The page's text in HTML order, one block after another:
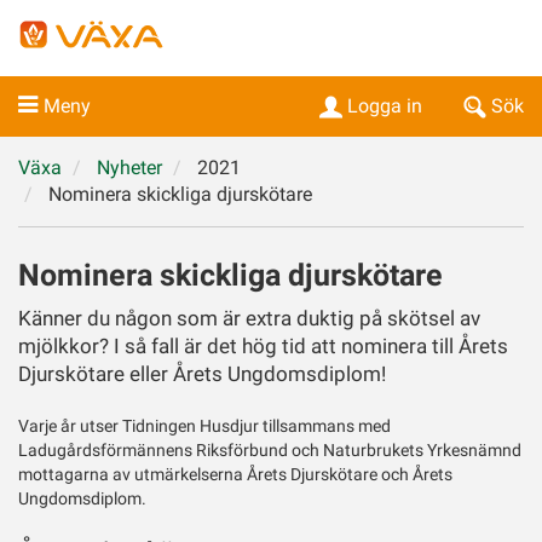
Meny Sök
Logga in
Växa Nyheter
2021
Nominera skickliga djurskötare
Nominera skickliga djurskötare
Känner du någon som är extra duktig på skötsel av
mjölkkor? I så fall är det hög tid att nominera till Årets
Djurskötare eller Årets Ungdomsdiplom!
Varje år utser Tidningen Husdjur tillsammans med
Ladugårdsförmännens Riksförbund och Naturbrukets Yrkesnämnd
mottagarna av utmärkelserna Årets Djurskötare och Årets
Ungdomsdiplom.